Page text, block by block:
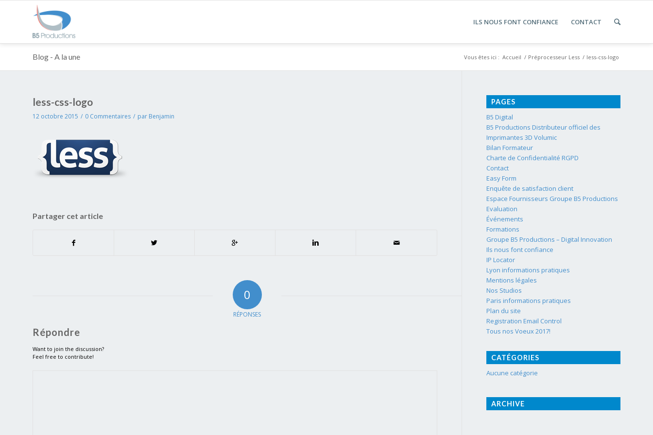
ILS NOUS FONT CONFIANCE CONTACT
Blog - A la une Vous êtes ici : Accueil / Préprocesseur Less / less-css-logo
less-css-logo
12 octobre 2015 / 0 Commentaires / par Benjamin
Partager cet article
0
RÉPONSES
Répondre
Want to join the discussion?
Feel free to contribute!
PAGES
B5 Digital
B5 Productions Distributeur officiel des
Imprimantes 3D Volumic
Bilan Formateur
Charte de Confidentialité RGPD
Contact
Easy Form
Enquête de satisfaction client
Espace Fournisseurs Groupe B5 Productions
Evaluation
Événements
Formations
Groupe B5 Productions – Digital Innovation
Ils nous font confiance
IP Locator
Lyon informations pratiques
Mentions légales
Nos Studios
Paris informations pratiques
Plan du site
Registration Email Control
Tous nos Voeux 2017!
CATÉGORIES
Aucune catégorie
ARCHIVE